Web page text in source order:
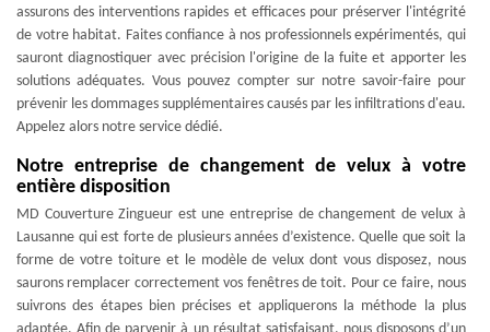
assurons des interventions rapides et efficaces pour préserver l'intégrité
de votre habitat. Faites confiance à nos professionnels expérimentés, qui
sauront diagnostiquer avec précision l'origine de la fuite et apporter les
solutions adéquates. Vous pouvez compter sur notre savoir-faire pour
prévenir les dommages supplémentaires causés par les infiltrations d'eau.
Appelez alors notre service dédié.
Notre entreprise de changement de velux à votre
entière disposition
MD Couverture Zingueur est une entreprise de changement de velux à
Lausanne qui est forte de plusieurs années d’existence. Quelle que soit la
forme de votre toiture et le modèle de velux dont vous disposez, nous
saurons remplacer correctement vos fenêtres de toit. Pour ce faire, nous
suivrons des étapes bien précises et appliquerons la méthode la plus